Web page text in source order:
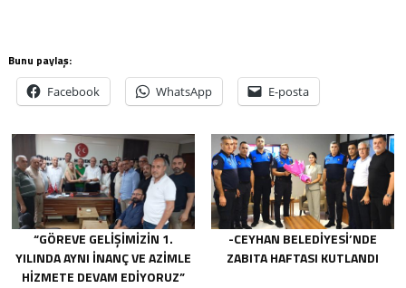
Bunu paylaş:
Facebook WhatsApp E-posta
“GÖREVE GELIŞIMIZIN 1.
YILINDA AYNI INANÇ VE AZIMLE
HIZMETE DEVAM EDIYORUZ”
-CEYHAN BELEDIYESI’NDE
ZABITA HAFTASI KUTLANDI